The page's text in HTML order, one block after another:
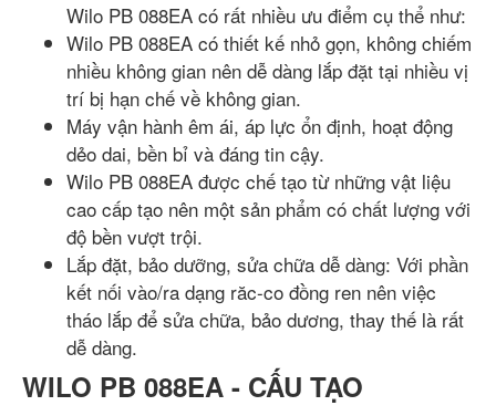
Wilo PB 088EA có rất nhiều ưu điểm cụ thể như:
Wilo PB 088EA có thiết kế nhỏ gọn, không chiếm
nhiều không gian nên dễ dàng lắp đặt tại nhiều vị
trí bị hạn chế về không gian.
Máy vận hành êm ái, áp lực ổn định, hoạt động
dẻo dai, bền bỉ và đáng tin cậy.
Wilo PB 088EA được chế tạo từ những vật liệu
cao cấp tạo nên một sản phẩm có chất lượng với
độ bền vượt trội.
Lắp đặt, bảo dưỡng, sửa chữa dễ dàng: Với phần
kết nối vào/ra dạng răc-co đồng ren nên việc
tháo lắp để sửa chữa, bảo dương, thay thế là rất
dễ dàng.
WILO PB 088EA - CẤU TẠO